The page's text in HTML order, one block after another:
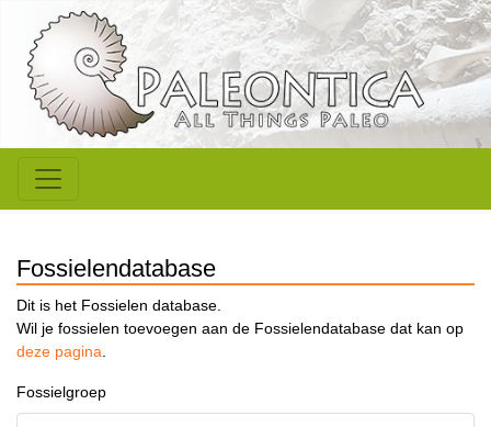
Fossielendatabase
Dit is het Fossielen database.
Wil je fossielen toevoegen aan de Fossielendatabase dat kan op
deze pagina.
Fossielgroep